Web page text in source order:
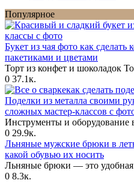
Популярное
Букет из чая фото как
пакетиками и цветами
Торт из конфет и шоколадок
0 37.1к.
Поделки из металла своими
сложных мастер-классов с
Инструменты и
0 29.9к.
Льняные мужские брюки в
какой обувью их носить
Льняные брюки — это удобная
0 8.3к.